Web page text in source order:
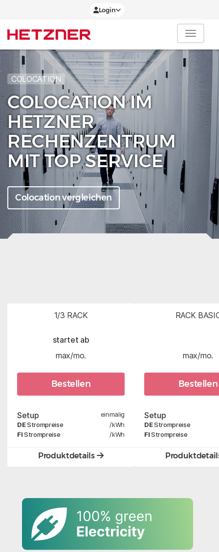
Login
COLOCATION
COLOCATION IM
HETZNER
RECHENZENTRUM
MIT TOP SERVICE
Colocation vergleichen
1/3 RACK
startet ab
max/mo.
Bestellen
Setup
einmalig
DEStrompreise
/kWh
FIStrompreise /kWh
Produktdetails
RACK
max/mo.
Bestellen
Setup
DEStrompreise
FIStrompreise